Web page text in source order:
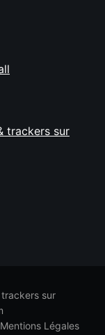
trackers sur
sur
Mentions Légales